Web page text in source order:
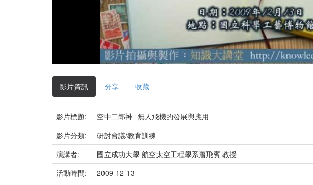
影
片
影片資訊 分享 收藏
影片標題:
空中二郎神─無人飛機的發展與應用
影片分類:
研討會議/教育訓練
演講者:
國立成功大學 航空太空工程學系蕭飛賓 教授
活動時間:
2009-12-13